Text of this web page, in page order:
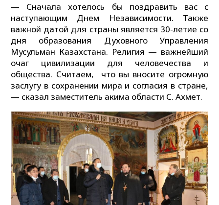
— Сначала хотелось бы поздравить вас с
наступающим Днем Независимости. Также
важной датой для страны является 30-летие со
дня образования Духовного Управления
Мусульман Казахстана. Религия — важнейший
очаг цивилизации для человечества и
общества. Считаем, что вы вносите огромную
заслугу в сохранении мира и согласия в стране,
— сказал заместитель акима области С. Ахмет.